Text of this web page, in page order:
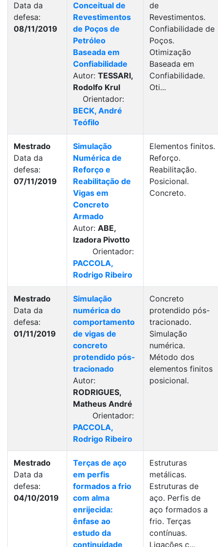
Data da
defesa:
08/11/2019
Conceitual de
Revestimentos
de Poços de
Petróleo
Baseada em
Confiabilidade
Autor: TESSARI,
Rodolfo Krul
Orientador:
BECK, André
Teófilo
de
Revestimentos.
Confiabilidade de
Poços.
Otimização
Baseada em
Confiabilidade.
Oti...
Mestrado
Data da
defesa:
07/11/2019
Simulação
Numérica de
Reforço e
Reabilitação de
Vigas em
Concreto
Armado
Autor: ABE,
Izadora Pivotto
Orientador:
PACCOLA,
Rodrigo Ribeiro
Elementos finitos.
Reforço.
Reabilitação.
Posicional.
Concreto.
Mestrado
Data da
defesa:
01/11/2019
Simulação
numérica do
comportamento
de vigas de
concreto
protendido pós-
tracionado
Autor:
RODRIGUES,
Matheus André
Orientador:
PACCOLA,
Rodrigo Ribeiro
Concreto
protendido pós-
tracionado.
Simulação
numérica.
Método dos
elementos finitos
posicional.
Mestrado
Data da
defesa:
04/10/2019
Terças de aço
em perfis
formados a frio
com alma
enrijecida:
ênfase ao
estudo da
continuidade
Estruturas
metálicas.
Estruturas de
aço. Perfis de
aço formados a
frio. Terças
contínuas.
Ligações c...